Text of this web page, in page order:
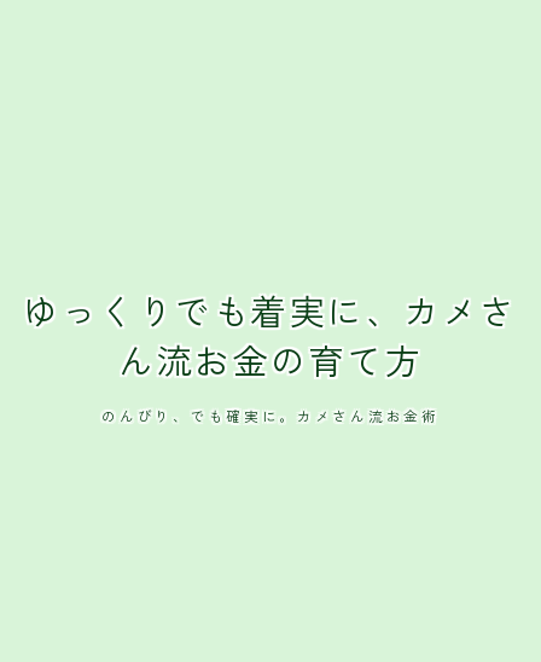
ゆっくりでも着実に、カメさ
ん流お金の育て方
のんびり、でも確実に。カメさん流お金術